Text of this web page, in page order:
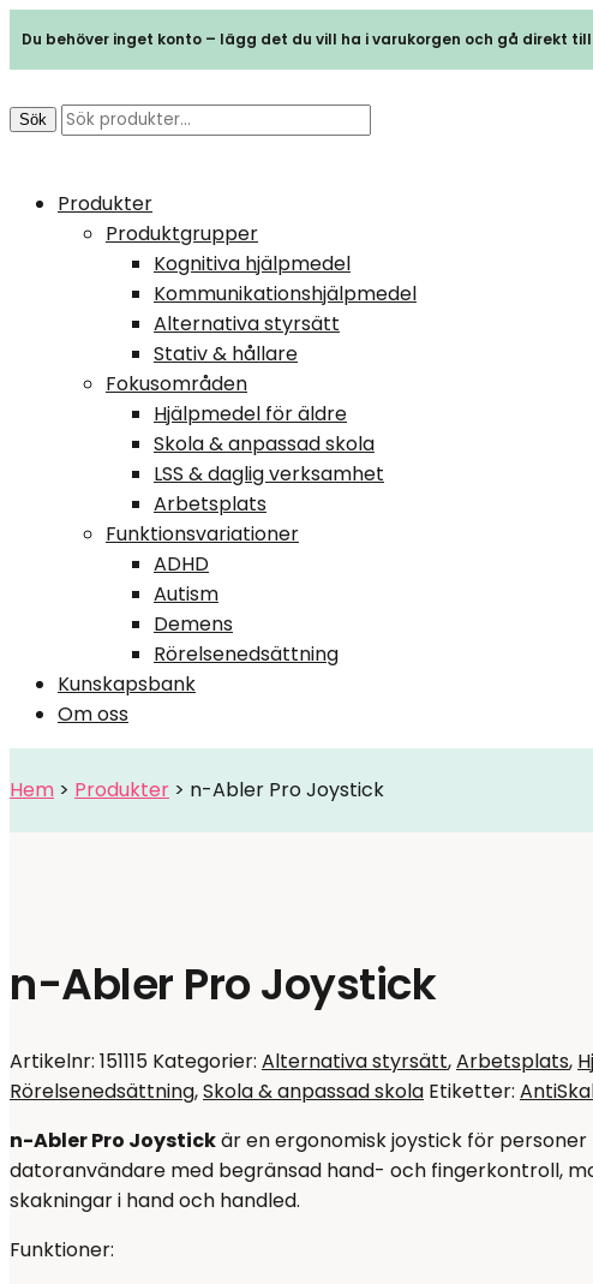
Du behöver inget konto – lägg det du vill ha i varukorgen och gå direkt
Sök
Produkter
Produktgrupper
Kognitiva hjälpmedel
Kommunikationshjälpmedel
Alternativa styrsätt
Stativ & hållare
Fokusområden
Hjälpmedel för äldre
Skola & anpassad skola
LSS & daglig verksamhet
Arbetsplats
Funktionsvariationer
ADHD
Autism
Demens
Rörelsenedsättning
Kunskapsbank
Om oss
Hem > Produkter > n-Abler Pro Joystick
n-Abler Pro Joystick
Artikelnr: 151115 Kategorier: Alternativa styrsätt,Arbetsplats,
Rörelsenedsättning,Skola & anpassad skola Etiketter:
n-Abler Pro Joystickär en ergonomisk joystick för
datoranvändare med begränsad hand- och fingerkontroll,
skakningar i hand och handled.
Funktioner: